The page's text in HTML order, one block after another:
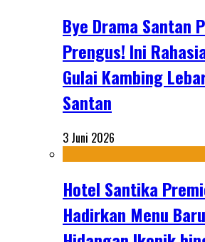
Bye Drama Santan
Prengus! Ini
Gulai Kambing
Santan
3 Juni 2026
Hotel Santika
Hadirkan Menu